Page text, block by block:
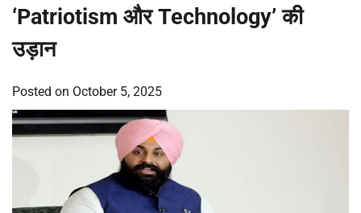
‘Patriotism और Technology’ की
उड़ान
Posted on October 5, 2025